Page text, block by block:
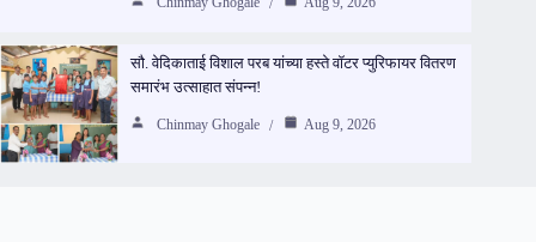
सौ. वेदिकाताई विशाल परब यांच्या हस्ते वॉटर प्युरिफायर वितरण
समारंभ उत्साहात संपन्न!
Chinmay Ghogale Aug 9, 2026